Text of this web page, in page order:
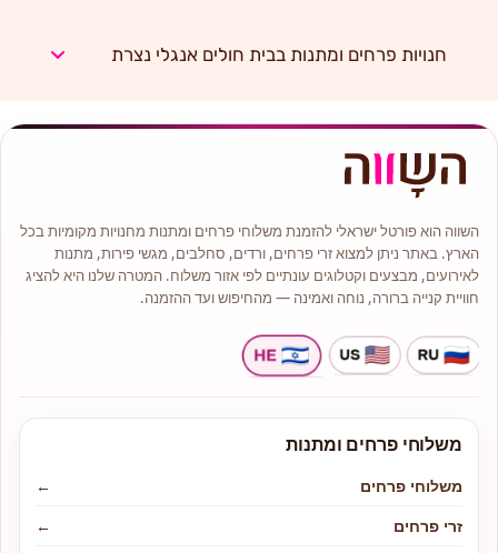
חנויות פרחים ומתנות בבית חולים אנגלי נצרת
השווה הוא פורטל ישראלי להזמנת משלוחי פרחים ומתנות מחנויות מקומיות בכל
הארץ. באתר ניתן למצוא זרי פרחים, ורדים, סחלבים, מגשי פירות, מתנות
לאירועים, מבצעים וקטלוגים עונתיים לפי אזור משלוח. המטרה שלנו היא להציג
חוויית קנייה ברורה, נוחה ואמינה — מהחיפוש ועד ההזמנה.
משלוחי פרחים ומתנות
משלוחי פרחים
←
זרי פרחים
←